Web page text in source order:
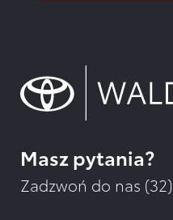
Masz pytania?
Zadzwoń do nas (32)